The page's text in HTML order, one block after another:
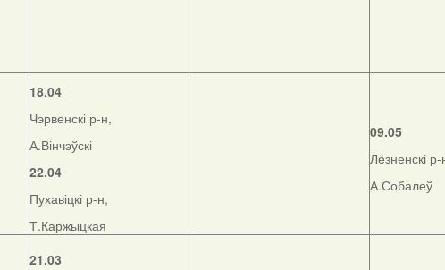
18.04
Чэрвенскі р-н,
А.Вінчэўскі
22.04
Пухавіцкі р-н,
Т.Каржыцкая
09.05
Лёзненскі
А.Собалеў
21.03